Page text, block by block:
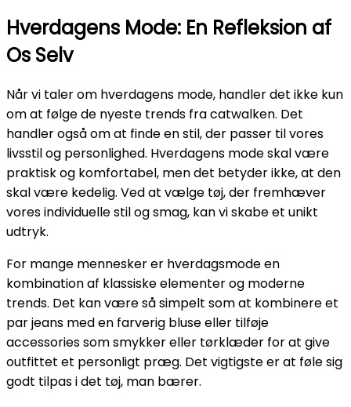
Hverdagens Mode: En Refleksion af
Os Selv
Når vi taler om hverdagens mode, handler det ikke kun
om at følge de nyeste trends fra catwalken. Det
handler også om at finde en stil, der passer til vores
livsstil og personlighed. Hverdagens mode skal være
praktisk og komfortabel, men det betyder ikke, at den
skal være kedelig. Ved at vælge tøj, der fremhæver
vores individuelle stil og smag, kan vi skabe et unikt
udtryk.
For mange mennesker er hverdagsmode en
kombination af klassiske elementer og moderne
trends. Det kan være så simpelt som at kombinere et
par jeans med en farverig bluse eller tilføje
accessories som smykker eller tørklæder for at give
outfittet et personligt præg. Det vigtigste er at føle sig
godt tilpas i det tøj, man bærer.